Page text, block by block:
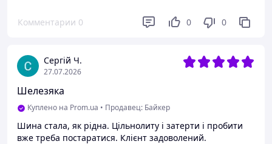
Преимущества
Комментарии 0 0 0
Сергій Ч.
27.07.2026
Шелезяка
Куплено на Prom.ua • Продавец: Байкер
Шина стала, як рідна. Цільнолиту і затерти і пробити
вже треба постаратися. Клієнт задоволений.